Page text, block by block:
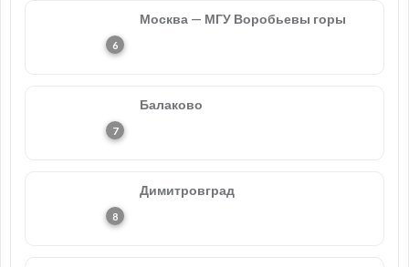
Москва — МГУ Воробьевы горы
Балаково
Димитровград